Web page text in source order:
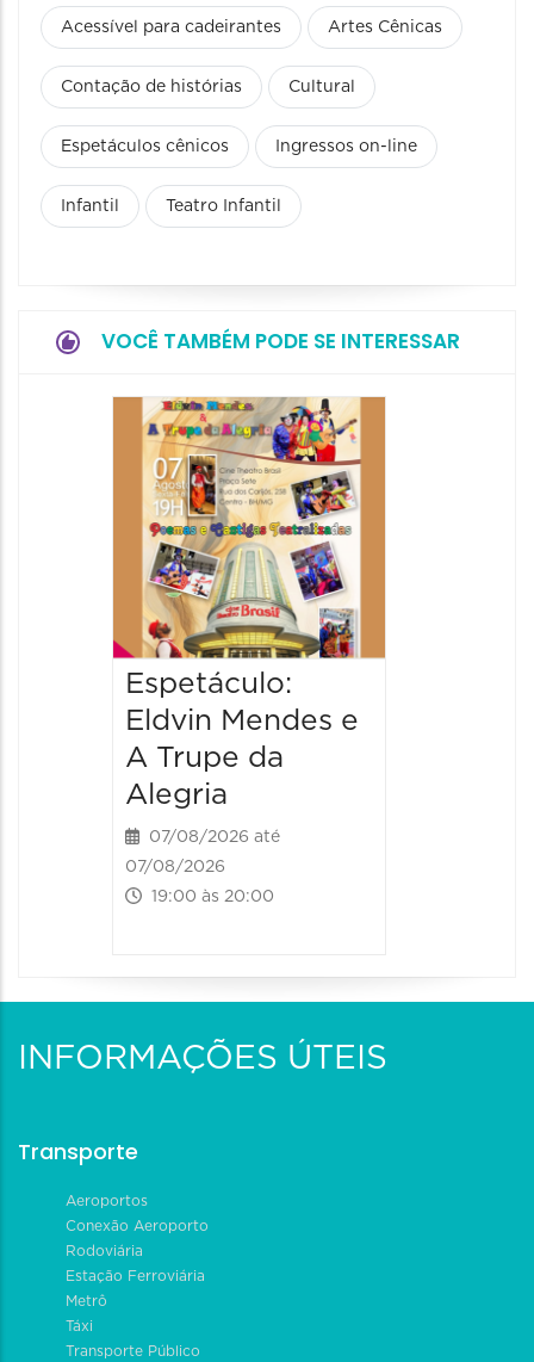
Acessível para cadeirantes Artes Cênicas
Contação de histórias Cultural
Espetáculos cênicos Ingressos on-line
Infantil Teatro Infantil
VOCÊ TAMBÉM PODE SE INTERESSAR
Espetáculo:
Eldvin Mendes e
A Trupe da
Alegria
07/08/2026 até
07/08/2026
19:00 às 20:00
INFORMAÇÕES ÚTEIS
Transporte
Aeroportos
Conexão Aeroporto
Rodoviária
Estação Ferroviária
Metrô
Táxi
Transporte Público